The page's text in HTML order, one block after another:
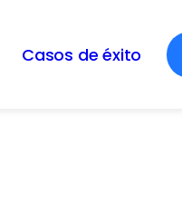
Casos de éxito